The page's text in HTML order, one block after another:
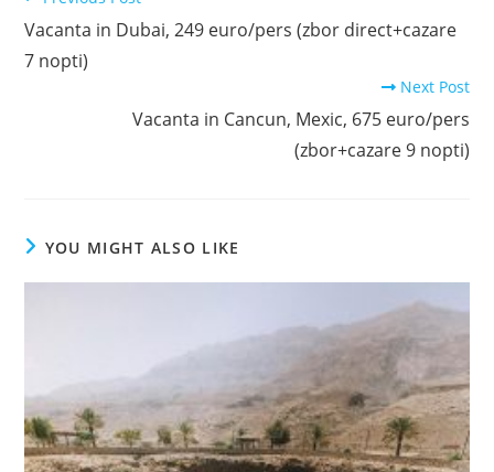
articles
Vacanta in Dubai, 249 euro/pers (zbor direct+cazare
7 nopti)
Next Post
Vacanta in Cancun, Mexic, 675 euro/pers
(zbor+cazare 9 nopti)
YOU MIGHT ALSO LIKE